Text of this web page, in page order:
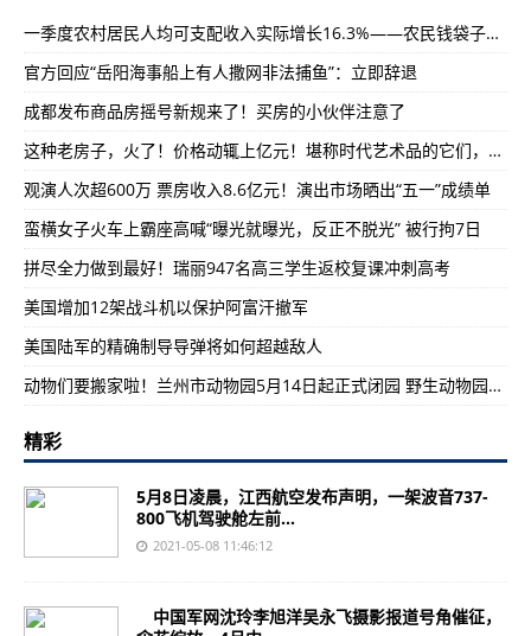
一季度农村居民人均可支配收入实际增长16.3%——农民钱袋子更鼓了（“十四五”，我们这样开局起步）
官方回应“岳阳海事船上有人撒网非法捕鱼”：立即辞退
成都发布商品房摇号新规来了！买房的小伙伴注意了
这种老房子，火了！价格动辄上亿元！堪称时代艺术品的它们，还会涨价吗？
观演人次超600万 票房收入8.6亿元！演出市场晒出“五一”成绩单
蛮横女子火车上霸座高喊“曝光就曝光，反正不脱光” 被行拘7日
拼尽全力做到最好！瑞丽947名高三学生返校复课冲刺高考
美国增加12架战斗机以保护阿富汗撤军
美国陆军的精确制导导弹将如何超越敌人
动物们要搬家啦！兰州市动物园5月14日起正式闭园 野生动物园10月前开放
精彩
5月8日凌晨，江西航空发布声明，一架波音737-
800飞机驾驶舱左前...
2021-05-08 11:46:12
中国军网沈玲李旭洋吴永飞摄影报道号角催征，